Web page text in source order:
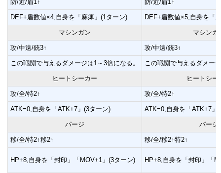
防/近/盾1↑ 防/近/盾1↑
DEF+盾数値×4,自身を「麻痺」(1ターン) DEF+盾数値×5,自身を「
マシンガン マシンガ
攻/中遠/銃3↑ 攻/中遠/銃3↑
この戦闘で与えるダメージは1～3倍になる。 この戦闘で与えるダメー
ヒートシーカー ヒートシー
攻/全/特2↑ 攻/全/特2↑
ATK=0,自身を「ATK+7」(3ターン) ATK=0,自身を「ATK+7」
パージ パージ
移/全/特2↑移2↑ 移/全/移2↑特2↑
HP+8,自身を「封印」「MOV+1」(3ターン) HP+8,自身を「封印」「